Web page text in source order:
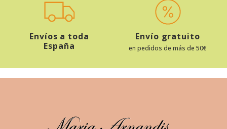
Envíos a toda
España
Envío gratuito
en pedidos de más de 50€